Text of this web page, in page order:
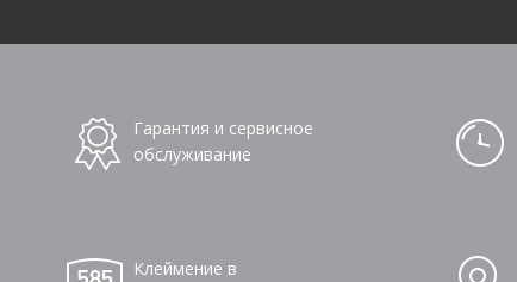
Гарантия и сервисное
обслуживание
Клеймение в